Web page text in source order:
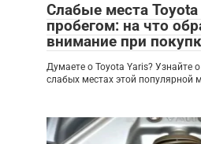
Слабые места Toyota
пробегом: на что
внимание при
Думаете о Toyota Yaris? Узнайте
слабых местах этой популярной